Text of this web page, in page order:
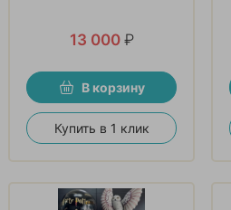
13 000 ₽
В корзину
Купить в 1 клик